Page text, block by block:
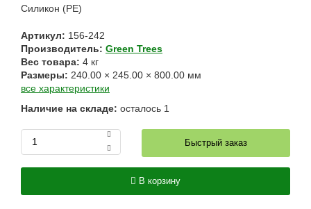
Силикон (РЕ)
Артикул: 156-242
Производитель: Green Trees
Вес товара: 4 кг
Размеры: 240.00 × 245.00 × 800.00 мм
все характеристики
Наличие на складе: осталось 1
Быстрый заказ
В корзину